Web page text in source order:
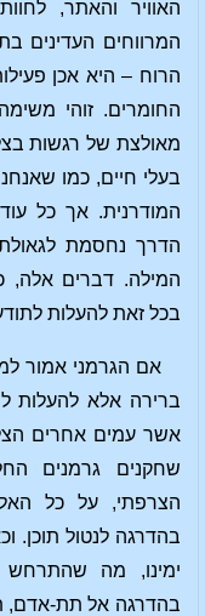
האוויר והאתר,
המרווחים העדינים
הרוח – היא אכן
החומרים. זוהי
מאולצת של רגשות
בעלי חיים, כמו
המודרנית. אך כל
הדרך נחסמת
המילה. דברים אלה,
בכל זאת להעלות
אם הגרמני אמור
ברירה אלא להעלות
אשר עמים אחרים
שחקנים גרמנים
הצרפתי, על כל
בהדרגה לנטול תוכן.
ימינו, מה שהתרחש
בהדרגה אל תת-אדם,